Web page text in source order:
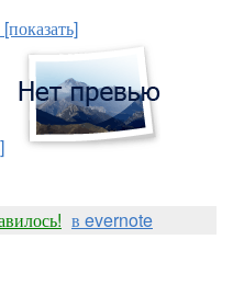
[показать]
в evernote